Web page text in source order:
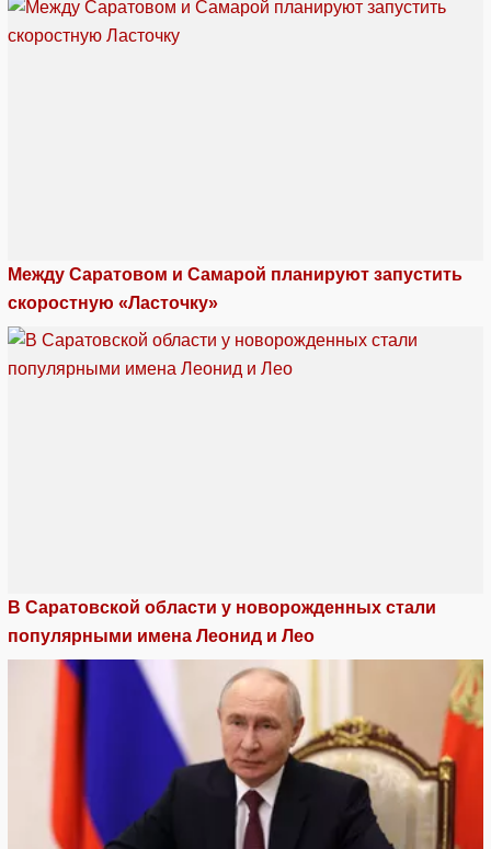
Между Саратовом и Самарой планируют запустить
скоростную «Ласточку»
В Саратовской области у новорожденных стали
популярными имена Леонид и Лео